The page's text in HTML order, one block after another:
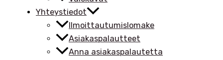
Yhteystiedot
Ilmoittautumislomake
Asiakaspalautteet
Anna asiakaspalautetta